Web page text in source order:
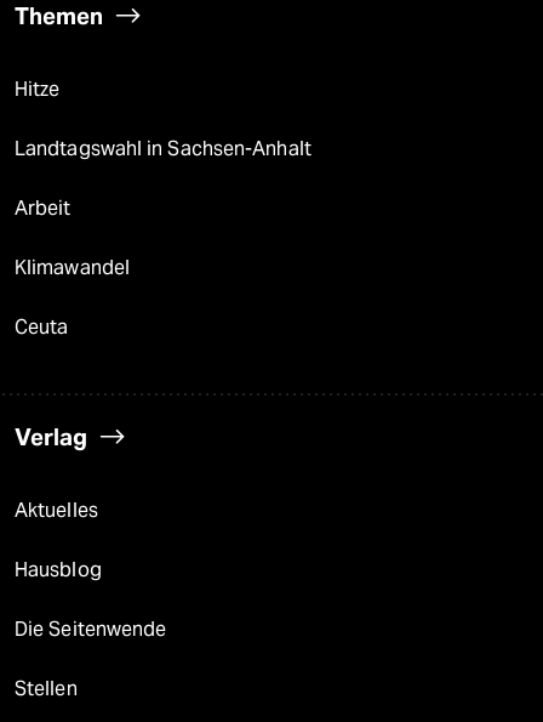
Themen
Hitze
Landtagswahl in Sachsen-Anhalt
Arbeit
Klimawandel
Ceuta
Verlag
Aktuelles
Hausblog
Die Seitenwende
Stellen